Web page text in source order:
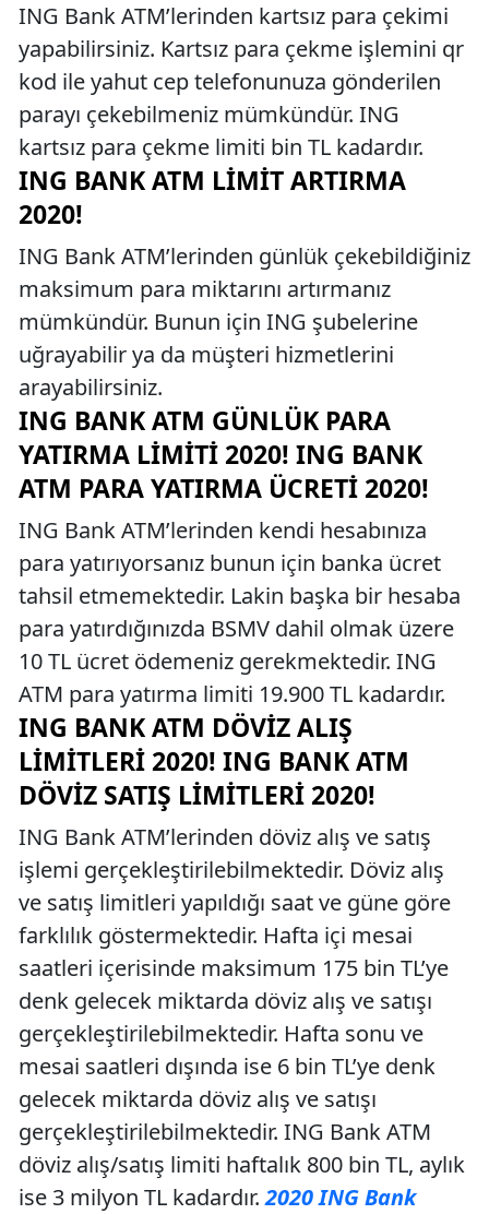
ING Bank ATM’lerinden kartsız para çekimi
yapabilirsiniz. Kartsız para çekme işlemini qr
kod ile yahut cep telefonunuza gönderilen
parayı çekebilmeniz mümkündür. ING
kartsız para çekme limiti bin TL kadardır.
ING BANK ATM LIMIT ARTIRMA
2020!
ING Bank ATM’lerinden günlük çekebildiğiniz
maksimum para miktarını artırmanız
mümkündür. Bunun için ING şubelerine
uğrayabilir ya da müşteri hizmetlerini
arayabilirsiniz.
ING BANK ATM GÜNLÜK PARA
YATIRMA LIMITI 2020! ING BANK
ATM PARA YATIRMA ÜCRETI 2020!
ING Bank ATM’lerinden kendi hesabınıza
para yatırıyorsanız bunun için banka ücret
tahsil etmemektedir. Lakin başka bir hesaba
para yatırdığınızda BSMV dahil olmak üzere
10 TL ücret ödemeniz gerekmektedir. ING
ATM para yatırma limiti 19.900 TL kadardır.
ING BANK ATM DÖVIZ ALIŞ
LIMITLERI 2020! ING BANK ATM
DÖVIZ SATIŞ LIMITLERI 2020!
ING Bank ATM’lerinden döviz alış ve satış
işlemi gerçekleştirilebilmektedir. Döviz alış
ve satış limitleri yapıldığı saat ve güne göre
farklılık göstermektedir. Hafta içi mesai
saatleri içerisinde maksimum 175 bin TL’ye
denk gelecek miktarda döviz alış ve satışı
gerçekleştirilebilmektedir. Hafta sonu ve
mesai saatleri dışında ise 6 bin TL’ye denk
gelecek miktarda döviz alış ve satışı
gerçekleştirilebilmektedir. ING Bank ATM
döviz alış/satış limiti haftalık 800 bin TL, aylık
ise 3 milyon TL kadardır.2020 ING Bank